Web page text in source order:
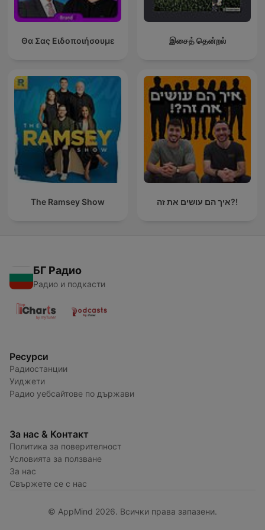
Θα Σας Ειδοποιήσουμε இசைத் தென்றல்
The Ramsey Show איך הם עושים את זה?!
БГ Радио
Радио и подкасти
Ресурси
Радиостанции
Уиджети
Радио уебсайтове по държави
За нас & Контакт
Политика за поверителност
Условията за ползване
За нас
Свържете се с нас
© AppMind 2026. Всички права запазени.